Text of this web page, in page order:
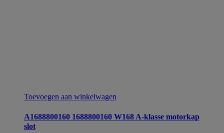
Toevoegen aan winkelwagen
A1688800160 1688800160 W168 A-klasse motorkap
slot